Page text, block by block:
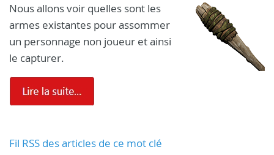
Nous allons voir quelles sont les
armes existantes pour assommer
un personnage non joueur et ainsi
le capturer.
Fil RSS des articles de ce mot clé